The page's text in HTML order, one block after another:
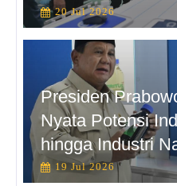
20 Jul 2026
Presiden
Nyata Potensi
hingga Industri
19 Jul 2026